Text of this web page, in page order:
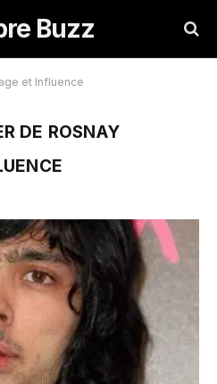
Buzz
et Influence
DE ROSNAY